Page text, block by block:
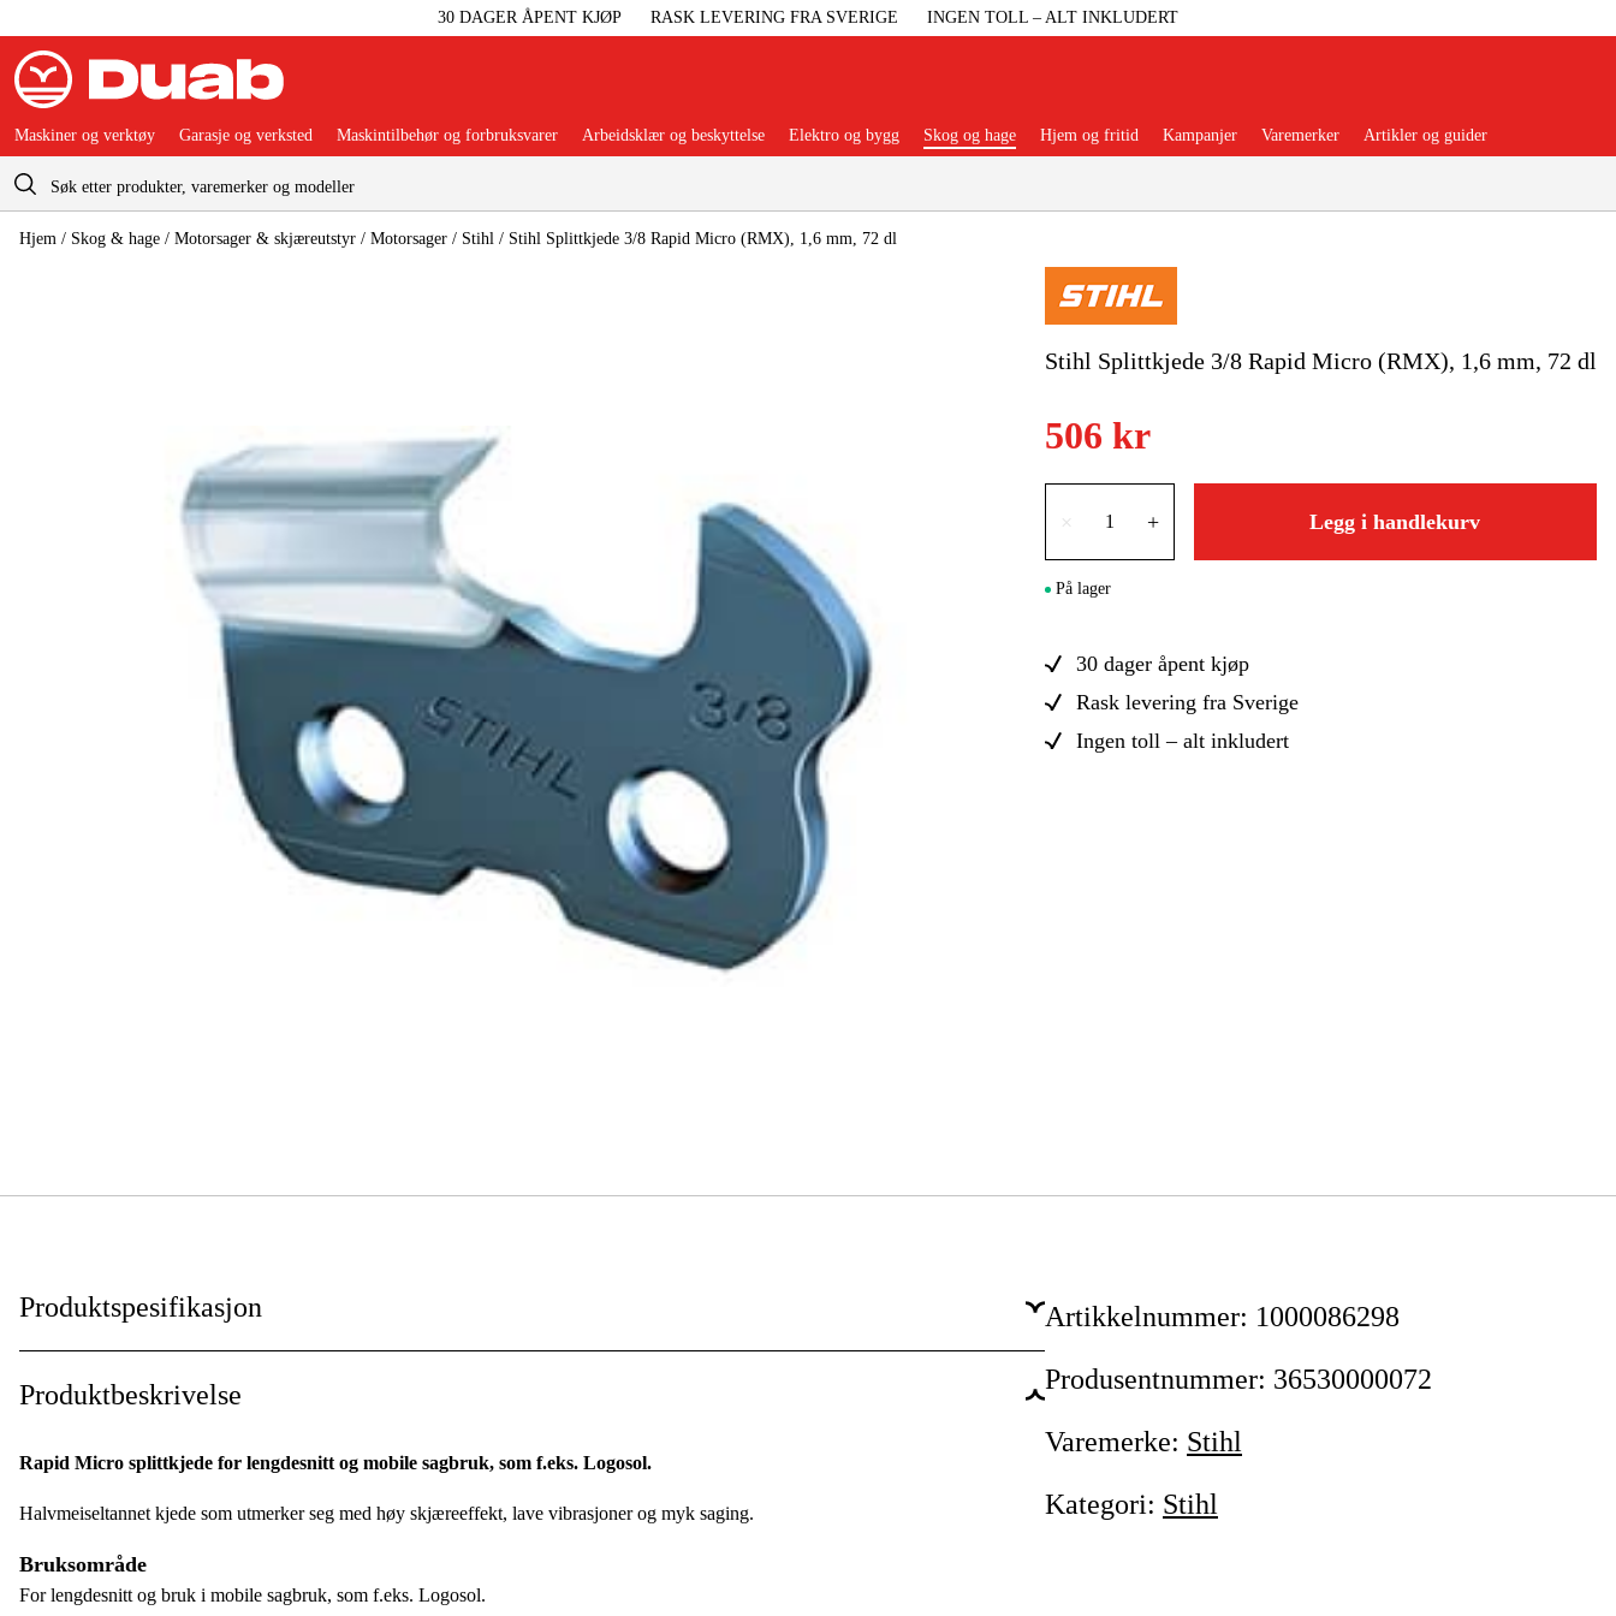
30 DAGER ÅPENT KJØP RASK LEVERING FRA SVERIGE INGEN TOLL – ALT INKLUDERT
Handlevogn Populære kategorier
Maskiner Og Verktøy Garasje Og Verksted
Maskintilbehør Og Forbruksvarer
Arbeidsklær Og Beskyttelse
Skog Og Hage
Hjem Og Fritid
Maskiner og verktøy Garasje og verksted Maskintilbehør og forbruksvarer Arbeidsklær og beskyttelse Elektro og bygg Skog og hage Hjem og fritid Kampanjer Varemerker Artikler og guider
Hjem / Skog & hage / Motorsager & skjæreutstyr / Motorsager / Stihl / Stihl Splittkjede 3/8 Rapid Micro (RMX), 1,6 mm, 72 dl
Stihl Splittkjede 3/8 Rapid Micro (RMX), 1,6 mm, 72 dl
506 kr
× + Legg i handlekurv
På lager
30 dager åpent kjøp
Rask levering fra Sverige
Ingen toll – alt inkludert
Produktspesifikasjon
Kortnummer
RMX
Drivlenker:
Produktbeskrivelse
Rapid Micro splittkjede for lengdesnitt og mobile sagbruk, som f.eks. Logosol.
Halvmeiseltannet kjede som utmerker seg med høy skjæreeffekt, lave vibrasjoner og myk saging.
Bruksområde
For lengdesnitt og bruk i mobile sagbruk, som f.eks. Logosol.
Artikkelnummer: 1000086298
Produsentnummer: 36530000072
Varemerke: Stihl
Kategori: Stihl